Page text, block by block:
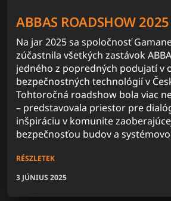
ABBAS ROADSHOW 2025
Na jar 2025 sa spoločnosť
zúčastnila všetkých zastávok
jedného z popredných podujatí v
bezpečnostných technológií v
Tohtoročná roadshow bola viac
– predstavovala priestor pre
inšpiráciu v komunite
bezpečnosťou budov a
RÉSZLETEK
3 JÚNIUS 2025